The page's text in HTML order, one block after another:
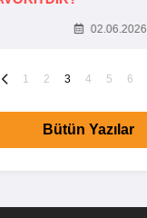
02.06.2026
1 2 3 4 5 6
Bütün Yazılar